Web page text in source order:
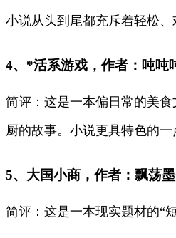
小说从头到尾都充斥着轻松、
4、*活系游戏，作者：吨吨
简评：这是一本偏日常的美
厨的故事。小说更具特色的
5、大国小商，作者：飘荡
简评：这是一本现实题材的“